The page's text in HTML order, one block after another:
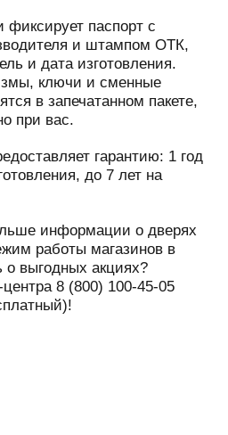
паспорт с
и штампом ОТК,
и дата изготовления.
ключи и сменные
в запечатанном пакете,
при вас.
гарантию: 1 год
до 7 лет на
информации о дверях
работы магазинов в
о выгодных акциях?
8 (800) 100-45-05